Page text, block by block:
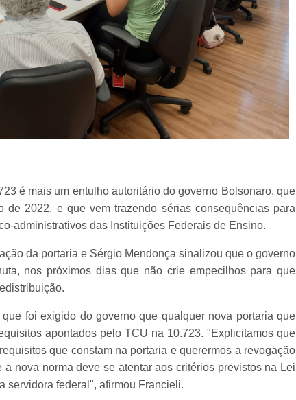
é mais um entulho autoritário do governo Bolsonaro, que
2022, e que vem trazendo sérias consequências para
administrativos das Instituições Federais de Ensino.
da portaria e Sérgio Mendonça sinalizou que o governo
nos próximos dias que não crie empecilhos para que
foi exigido do governo que qualquer nova portaria que
apontados pelo TCU na 10.723. "Explicitamos que
que constam na portaria e querermos a revogação
nova norma deve se atentar aos critérios previstos na Lei
servidora federal", afirmou Francieli.